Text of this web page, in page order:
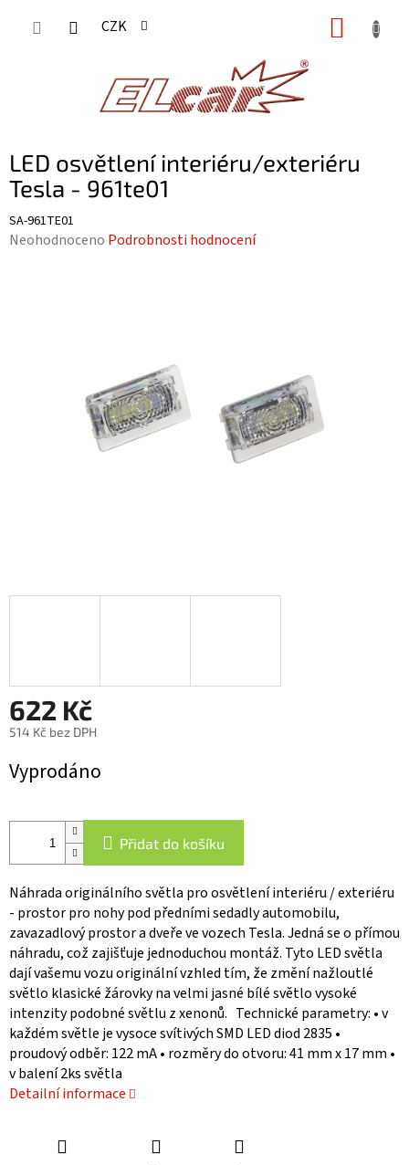
CZK
LED osvětlení interiéru/exteriéru
Tesla - 961te01
SA-961TE01
Průměrné
Neohodnoceno Podrobnosti hodnocení
622 Kč
514 Kč bez DPH
cena:
Vyprodáno
Přidat do košíku
Náhrada originálního světla pro osvětlení interiéru / exteriéru
- prostor pro nohy pod předními sedadly automobilu,
zavazadlový prostor a dveře ve vozech Tesla. Jedná se o přímou
náhradu, což zajišťuje jednoduchou montáž. Tyto LED světla
dají vašemu vozu originální vzhled tím, že změní nažloutlé
světlo klasické žárovky na velmi jasné bílé světlo vysoké
intenzity podobné světlu z xenonů. Technické parametry: • v
každém světle je vysoce svítivých SMD LED diod 2835 •
proudový odběr: 122 mA • rozměry do otvoru: 41 mm x 17 mm •
v balení 2ks světla
Detailní informace